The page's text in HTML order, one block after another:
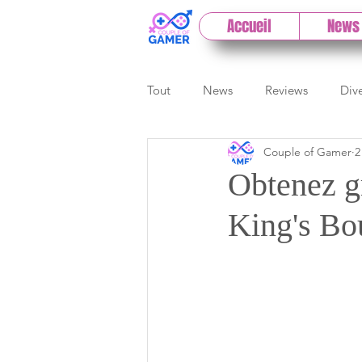
Accueil News
Tout News Reviews
Previews Cloud
Paris Games Week
Obtenez
King's
Couple of Gamer